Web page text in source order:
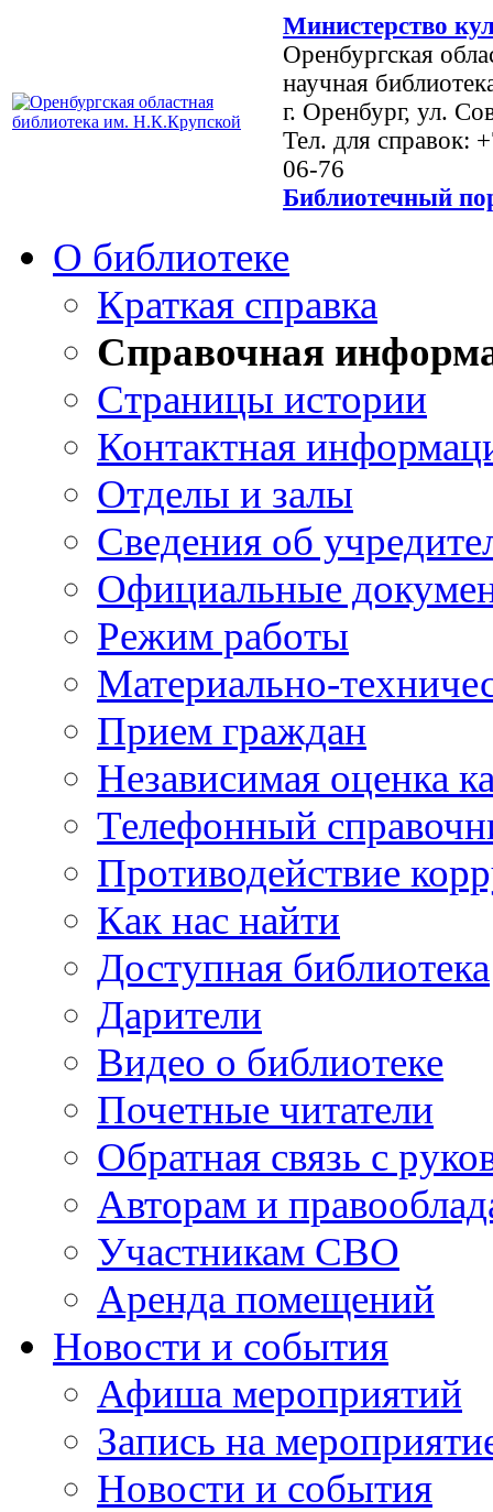
Министерство
Оренбургская
научная
г. Оренбург, ул.
Тел. для справок:
06-76
Библиотечный
О библиотеке
Краткая справка
Справочная
Страницы истории
Контактная
Отделы и залы
Сведения об
Официальные
Режим работы
Материально-
Прием граждан
Независимая оценка
Телефонный
Противодействие
Как нас найти
Доступная библиотека
Дарители
Видео о библиотеке
Почетные читатели
Обратная связь с
Авторам и
Участникам СВО
Аренда помещений
Новости и события
Афиша мероприятий
Запись на
Новости и события